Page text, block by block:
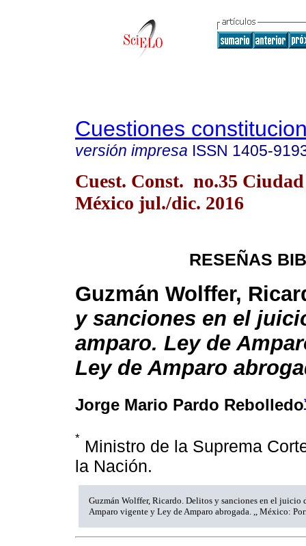
Cuestiones
versión impresa ISSN 1405-
Cuest. Const. no.35
México jul./dic. 2016
RESEÑAS
Guzmán Wolffer,
y sanciones en el
amparo. Ley de
Ley de Amparo
Jorge Mario Pardo Rebolledo
* Ministro de la Suprema
la Nación.
Guzmán Wolffer, Ricardo. Delitos y sanciones en el juicio
Amparo vigente y Ley de Amparo abrogada. ,, México: